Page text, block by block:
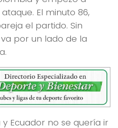
El minuto 86,
el partido. Sin
por un lado de la
Ecuador no se quería ir